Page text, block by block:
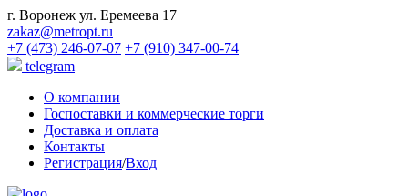
г. Воронеж ул. Еремеева 17
zakaz@metropt.ru
+7 (473) 246-07-07 +7 (910) 347-00-74
telegram
О компании
Госпоставки и коммерческие торги
Доставка и оплата
Контакты
Регистрация/Вход